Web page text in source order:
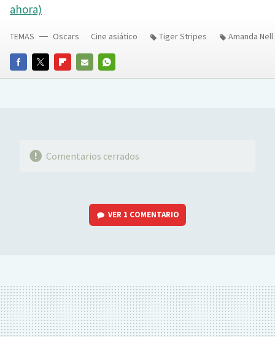
ahora)
FACEBOOKTWITTERFLIPBOARD
E-
WHATSAPP
TEMAS Oscars Cine asiático Tiger Stripes Amanda Nell
Comentarios cerrados
VER 1 COMENTARIO